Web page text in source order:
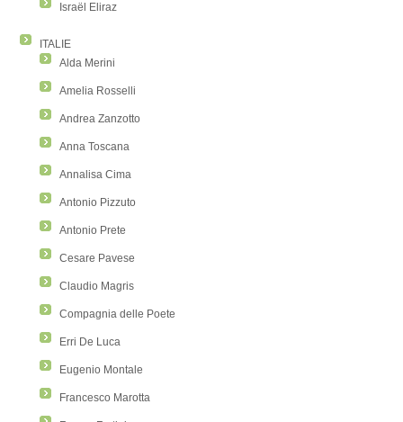
Israël Eliraz
ITALIE
Alda Merini
Amelia Rosselli
Andrea Zanzotto
Anna Toscana
Annalisa Cima
Antonio Pizzuto
Antonio Prete
Cesare Pavese
Claudio Magris
Compagnia delle Poete
Erri De Luca
Eugenio Montale
Francesco Marotta